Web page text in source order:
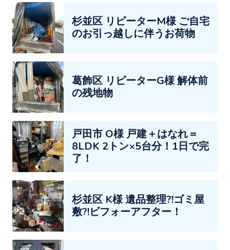
杉並区 リピーターM様 ご自宅
のお引っ越しに伴うお荷物
葛飾区 リピーターG様 解体前
の残地物
戸田市 O様 戸建＋はなれ＝
8LDK 2トン×5台分！1日で完
了！
杉並区 K様 遺品整理?!ゴミ屋
敷?!ビフォーアフター！